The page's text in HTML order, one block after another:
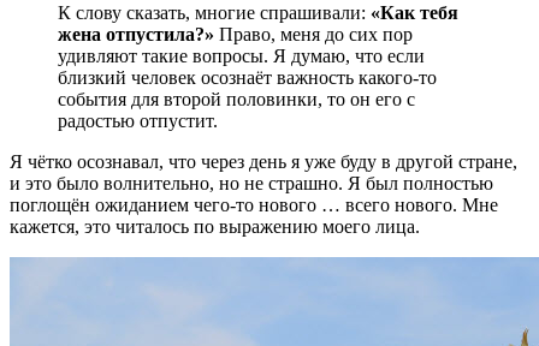
К слову сказать, многие спрашивали: «Как тебя
жена отпустила?» Право, меня до сих пор
удивляют такие вопросы. Я думаю, что если
близкий человек осознаёт важность какого-то
события для второй половинки, то он его с
радостью отпустит.
Я чётко осознавал, что через день я уже буду в другой стране,
и это было волнительно, но не страшно. Я был полностью
поглощён ожиданием чего-то нового … всего нового. Мне
кажется, это читалось по выражению моего лица.